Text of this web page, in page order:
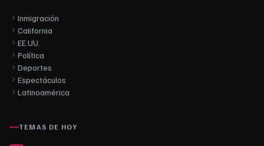
Inmigración
California
EE.UU.
Política
Deportes
Espectáculos
Latinoamérica
TEMAS DE HOY